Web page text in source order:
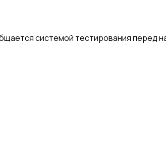
системой тестирования перед